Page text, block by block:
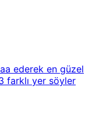
ederek en güzel
farklı yer söyler